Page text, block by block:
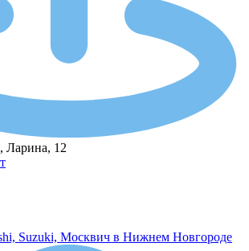
12
Suzuki, Москвич в Нижнем Новгороде